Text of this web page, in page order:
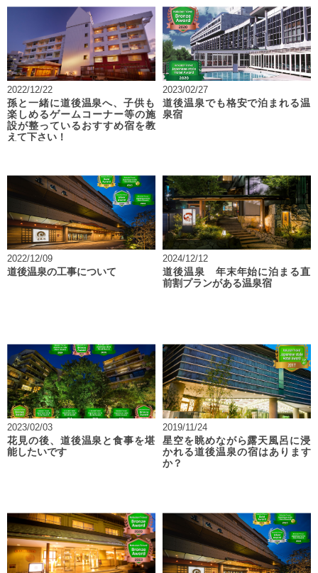
2022/12/22
孫と一緒に道後温泉へ、子供も
楽しめるゲームコーナー等の施
設が整っているおすすめ宿を教
えて下さい！
2023/02/27
道後温泉でも格安で泊まれる温
泉宿
2022/12/09
道後温泉の工事について
2024/12/12
道後温泉 年末年始に泊まる直
前割プランがある温泉宿
2023/02/03
花見の後、道後温泉と食事を堪
能したいです
2019/11/24
星空を眺めながら露天風呂に浸
かれる道後温泉の宿はあります
か？